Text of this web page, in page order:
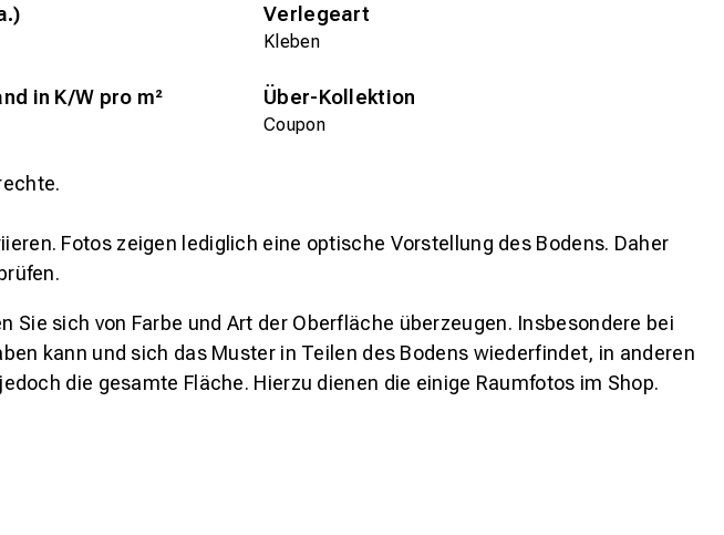
Verlegeart
Kleben
in K/W pro m² Über-Kollektion
Coupon
Fotos zeigen lediglich eine optische Vorstellung des Bodens. Daher
sich von Farbe und Art der Oberfläche überzeugen. Insbesondere bei
kann und sich das Muster in Teilen des Bodens wiederfindet, in anderen
die gesamte Fläche. Hierzu dienen die einige Raumfotos im Shop.